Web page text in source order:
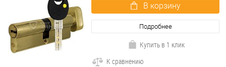
В корзину
Подробнее
Купить в 1 клик
К сравнению